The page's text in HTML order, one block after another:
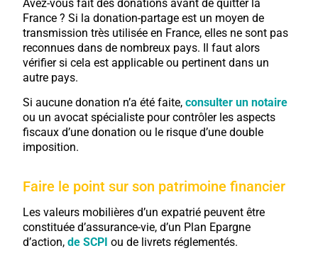
Avez-vous fait des donations avant de quitter la
France ? Si la donation-partage est un moyen de
transmission très utilisée en France, elles ne sont pas
reconnues dans de nombreux pays. Il faut alors
vérifier si cela est applicable ou pertinent dans un
autre pays.
Si aucune donation n’a été faite,consulter un notaire
ou un avocat spécialiste pour contrôler les aspects
fiscaux d’une donation ou le risque d’une double
imposition.
Faire le point sur son patrimoine financier
Les valeurs mobilières d’un expatrié peuvent être
constituée d’assurance-vie, d’un Plan Epargne
d’action,de SCPI ou de livrets réglementés.